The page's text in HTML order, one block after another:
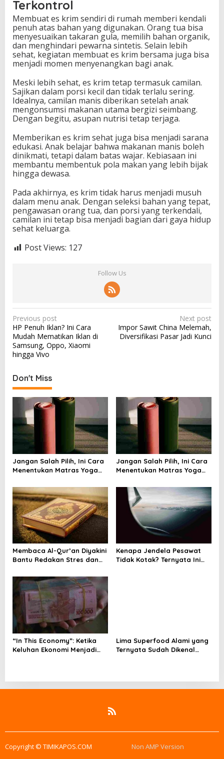
Terkontrol
Membuat es krim sendiri di rumah memberi kendali
penuh atas bahan yang digunakan. Orang tua bisa
menyesuaikan takaran gula, memilih bahan organik,
dan menghindari pewarna sintetis. Selain lebih
sehat, kegiatan membuat es krim bersama juga bisa
menjadi momen menyenangkan bagi anak.
Meski lebih sehat, es krim tetap termasuk camilan.
Sajikan dalam porsi kecil dan tidak terlalu sering.
Idealnya, camilan manis diberikan setelah anak
mengonsumsi makanan utama bergizi seimbang.
Dengan begitu, asupan nutrisi tetap terjaga.
Memberikan es krim sehat juga bisa menjadi sarana
edukasi. Anak belajar bahwa makanan manis boleh
dinikmati, tetapi dalam batas wajar. Kebiasaan ini
membantu membentuk pola makan yang lebih bijak
hingga dewasa.
Pada akhirnya, es krim tidak harus menjadi musuh
dalam menu anak. Dengan seleksi bahan yang tepat,
pengawasan orang tua, dan porsi yang terkendali,
camilan ini tetap bisa menjadi bagian dari gaya hidup
sehat keluarga.
Post Views: 127
Follow Us
P
o
s
t
n
a
v
i
g
t
i
o
n
Previous post
HP Penuh Iklan? Ini Cara
Mudah Mematikan Iklan di
Samsung, Oppo, Xiaomi
hingga Vivo
Next post
Impor Sawit China Melemah,
Diversifikasi Pasar Jadi Kunci
Don't Miss
Jangan Salah Pilih, Ini Cara
Menentukan Matras Yoga
Jangan Salah Pilih, Ini Cara
Menentukan Matras Yoga
Membaca Al-Qur’an Diyakini
Bantu Redakan Stres dan
Kenapa Jendela Pesawat
Tidak Kotak? Ternyata Ini
“In This Economy”: Ketika
Keluhan Ekonomi Menjadi
Lima Superfood Alami yang
Ternyata Sudah Dikenal
Copyright © TIMIKAPOS.COM Non AMP Version